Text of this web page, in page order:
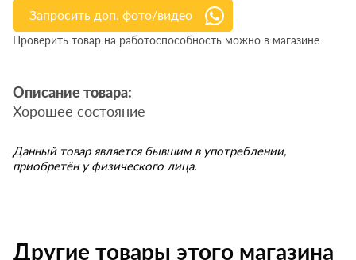
Запросить доп. фото/видео
Проверить товар на работоспособность можно в магазине
Описание товара:
Хорошее состояние
Данный товар является бывшим в употреблении,
приобретён у физического лица.
Другие товары этого магазина